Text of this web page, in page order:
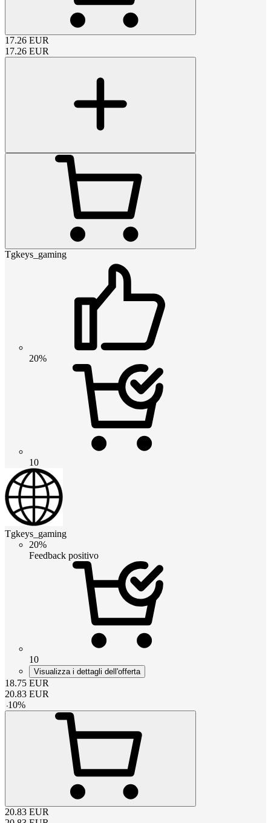
17.26 EUR
17.26 EUR
Tgkeys_gaming
20%
10
Tgkeys_gaming
20%
Feedback positivo
10
Visualizza i dettagli dell'offerta
18.75 EUR
20.83 EUR
-10%
20.83 EUR